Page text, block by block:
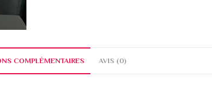
COMPLÉMENTAIRES AVIS (0)